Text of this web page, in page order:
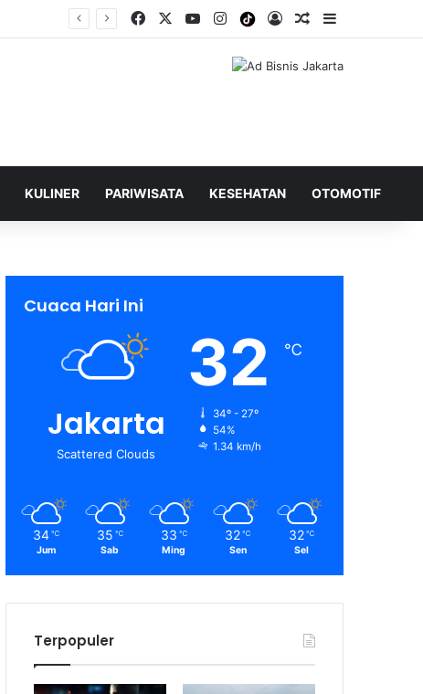
Facebook YouTubeInstagramTiktokLog InShuffle Berita
KULINER PARIWISATA KESEHATAN OTOMOTIF
Cuaca Hari Ini
Jakarta
Scattered Clouds
32 ℃
34º - 27º
54%
1.34 km/h
34 ℃
Jum
35 ℃
Sab
33 ℃
Ming
32 ℃
Sen
32 ℃
Sel
Terpopuler